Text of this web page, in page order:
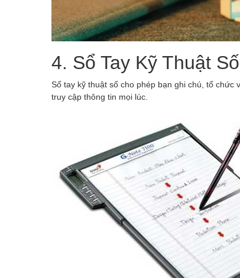
4. Sổ Tay Kỹ Thuật Số
Sổ tay kỹ thuật số cho phép bạn ghi chú, tổ chức
truy cập thông tin mọi lúc.